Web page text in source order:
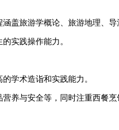
盖旅游学概论、旅游地理、导
实践操作能力。
学术造诣和实践能力。
养与安全等，同时注重西餐烹